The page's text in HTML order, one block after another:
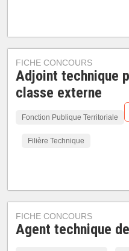
FICHE CONCOURS
Adjoint technique
classe externe
Fonction Publique Territoriale
Filière Technique
FICHE CONCOURS
Agent technique